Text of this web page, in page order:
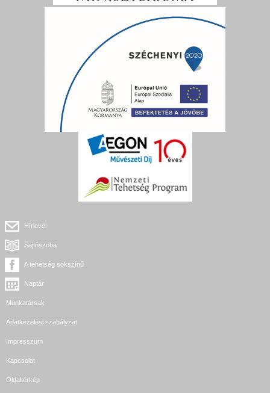
Hírlevél
Sajtószoba
A tehetség sokszínű
Naptár
Munkatársak
Adatkezelési szabályzat
Impresszum
Kapcsolat
Oldaltérkép